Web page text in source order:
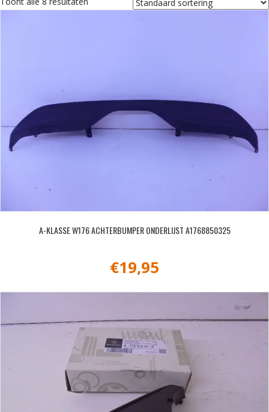
A-KLASSE W176 ACHTERBUMPER ONDERLIJST A1768850325
€19,95